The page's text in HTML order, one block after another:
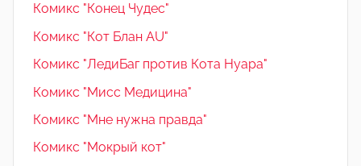
Комикс "Конец Чудес"
Комикс "Кот Блан AU"
Комикс "ЛедиБаг против Кота Нуара"
Комикс "Мисс Медицина"
Комикс "Мне нужна правда"
Комикс "Мокрый кот"